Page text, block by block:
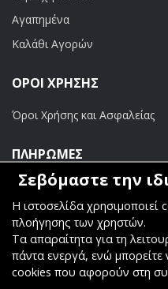
Αγαπημένα
Καλάθι Αγορών
ΟΡΟΙ ΧΡΗΣΗΣ
Όροι Χρήσης και Ασφαλείας
ΠΛΗΡΩΜΕΣ
Τραπεζικοί Λογαριασμοί
Copyright ©Κοσμάς
Σεβόμαστε την
Η ιστοσελίδα χρησιμοποιεί
πλοήγησης των χρηστών.
Τα απαραίτητα για τη
πάντα ενεργά, ενώ μπορείτε
cookies που αφορούν στη